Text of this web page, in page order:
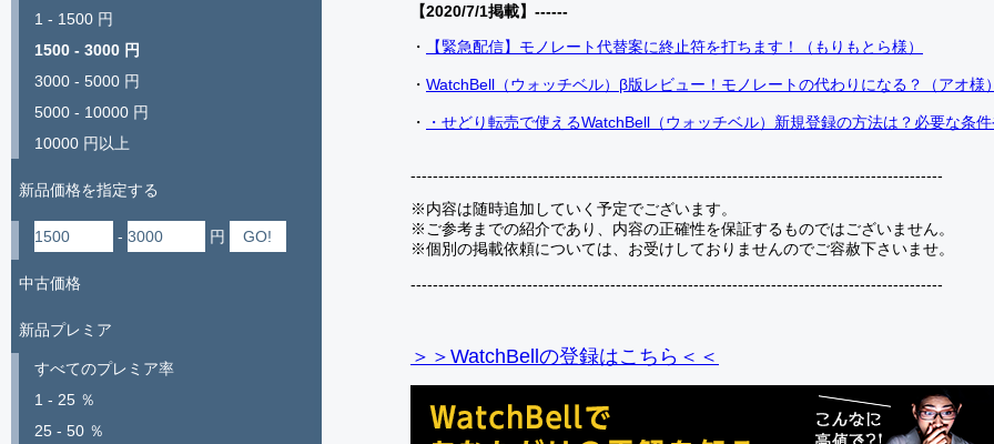
【2020/7/1掲載】------
・
【緊急配信】モノレート代替案に終止符を打ちます！（もりもとら様）
・ WatchBell（ウォッチベル）β版レビュー！モノレートの代わりになる？（アオ様
・ ・せどり転売で使えるWatchBell（ウォッチベル）新規登録の方法は？必要な条
------------------------------------------------------------------------------------------------
※内容は随時追加していく予定でございます。
※ご参考までの紹介であり、内容の正確性を保証するものではございません。
※個別の掲載依頼については、お受けしておりませんのでご容赦下さいませ。
------------------------------------------------------------------------------------------------
＞＞WatchBellの登録はこちら＜＜
1 - 1500 円
1500 - 3000 円
3000 - 5000 円
5000 - 10000 円
10000 円以上
新品価格を指定する
- 円
中古価格
新品プレミア
すべてのプレミア率
1 - 25 ％
25 - 50 ％